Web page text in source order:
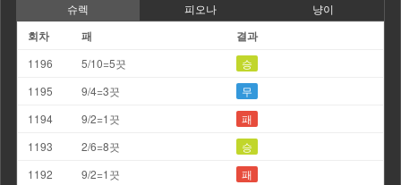
슈렉 피오나 냥이
회차 패 결과
1196 5/10=5끗
승
1195
9/4=3끗
무
1194
9/2=1끗
패
1193
2/6=8끗
승
1192
9/2=1끗 패